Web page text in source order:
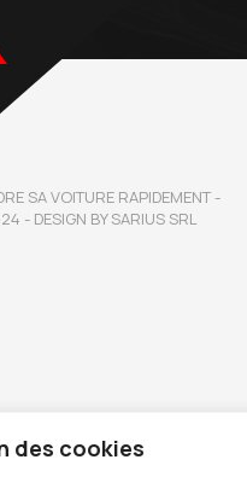
des cookies
SA VOITURE RAPIDEMENT -
- DESIGN BY SARIUS SRL